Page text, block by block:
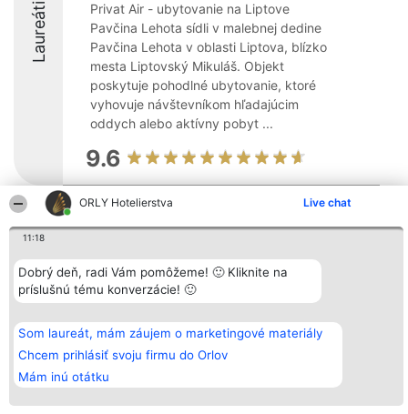
ORLY Hotelierstva Live chat
11:18
Dobrý deň, radi Vám pomôžeme! 🙂 Kliknite na
príslušnú tému konverzácie! 🙂
Som laureát, mám záujem o marketingové materiály
Chcem prihlásiť svoju firmu do Orlov
Mám inú otátku
Laureáti
Privat Air - ubytovanie na Liptove
Pavčina Lehota sídli v malebnej dedine
Pavčina Lehota v oblasti Liptova, blízko
mesta Liptovský Mikuláš. Objekt
poskytuje pohodlné ubytovanie, ktoré
vyhovuje návštevníkom hľadajúcim
oddych alebo aktívny pobyt ...
9.6
Bright Side Solutions sp. z o.
ul. Ruska 22
Wrocław 50-079
KRS 0000749100 | Regon
381313360 | NIP 8943132676
wszystkich
Laureatów
Podmienky
Obchodné
Zásady
osobných